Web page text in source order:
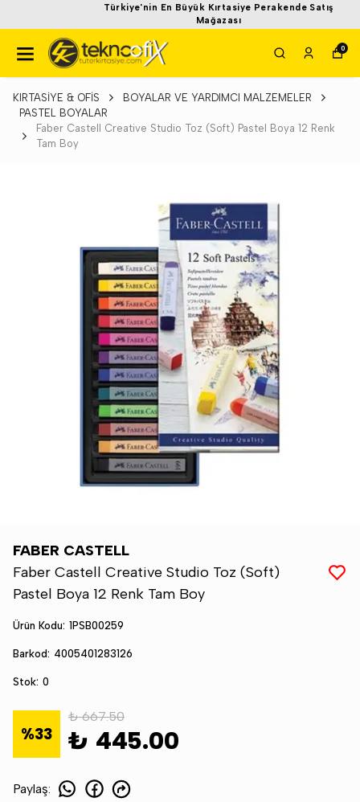
Türkiye'nin En Büyük Kırtasiye Perakende Satış
Mağazası
0
KIRTASİYE & OFİS
BOYALAR VE YARDIMCI MALZEMELER
PASTEL BOYALAR
Faber Castell Creative Studio Toz (Soft) Pastel Boya 12 Renk
Tam Boy
FABER CASTELL
Faber Castell Creative Studio Toz (Soft)
Pastel Boya 12 Renk Tam Boy
Ürün Kodu: 1PSB00259
Barkod: 4005401283126
Stok: 0
%33
₺ 667.50
₺ 445.00
Paylaş: